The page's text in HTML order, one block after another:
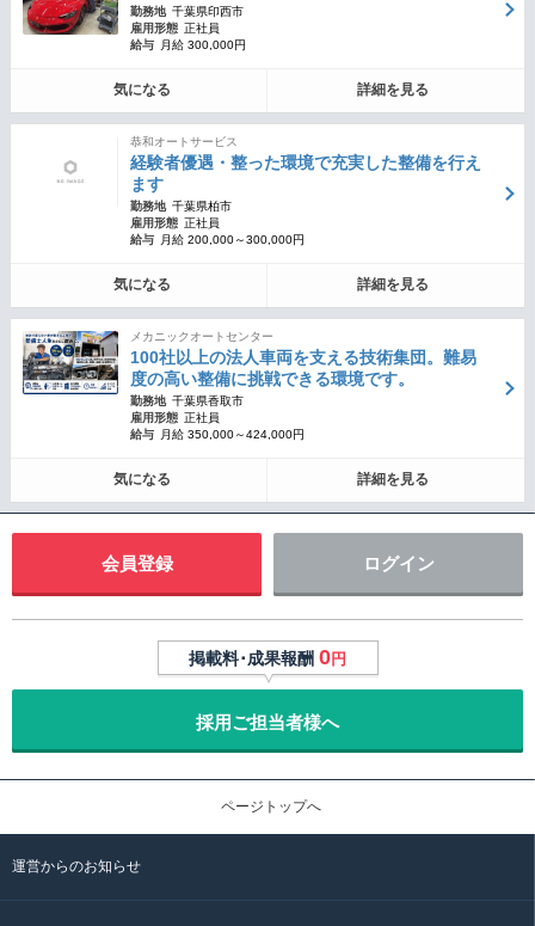
勤務地 千葉県印西市
雇用形態 正社員
給与
月給 300,000円
気になる 詳細を見る
恭和オートサービス
経験者優遇・整った環境で充実した整備を行え
ます
勤務地 千葉県柏市
雇用形態 正社員
給与
月給 200,000～300,000円
気になる 詳細を見る
メカニックオートセンター
100社以上の法人車両を支える技術集団。難易
度の高い整備に挑戦できる環境です。
勤務地 千葉県香取市
雇用形態 正社員
給与
月給 350,000～424,000円
気になる 詳細を見る
会員登録 ログイン
掲載料･成果報酬 0円
採用ご担当者様へ
ページトップへ
運営からのお知らせ